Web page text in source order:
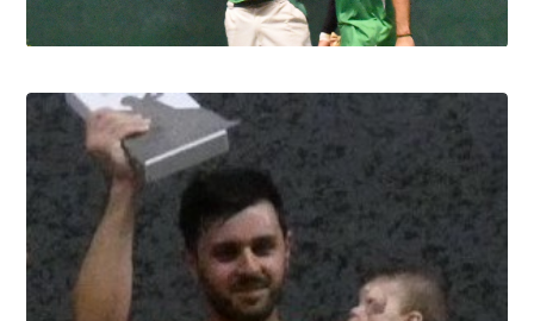
Pau cup, Gonzales-Portet oui, mais aux
forceps
8.8.2026